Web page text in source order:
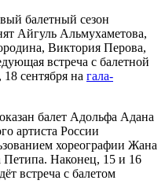
балетный сезон
Айгуль Альмухаметова,
Виктория Перова,
встреча с балетной
сентября на гала-
балет Адольфа Адана
артиста России
хореографии Жана
Наконец, 15 и 16
встреча с балетом